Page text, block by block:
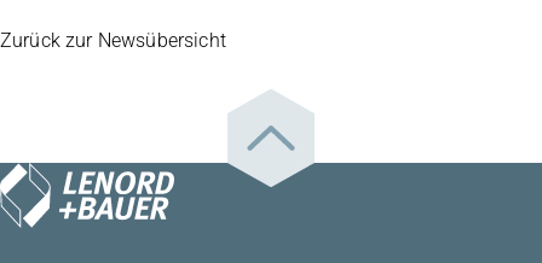
Zurück zur Newsübersicht